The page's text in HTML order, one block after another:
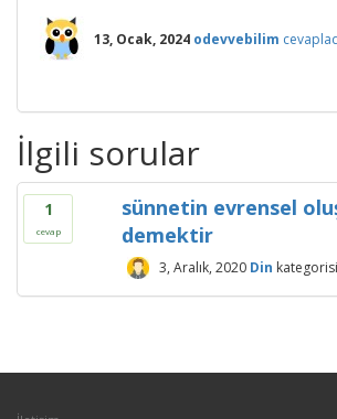
13, Ocak, 2024 odevvebilim
İlgili sorular
1
cevap
sünnetin evrensel
demektir
3, Aralık, 2020 Din